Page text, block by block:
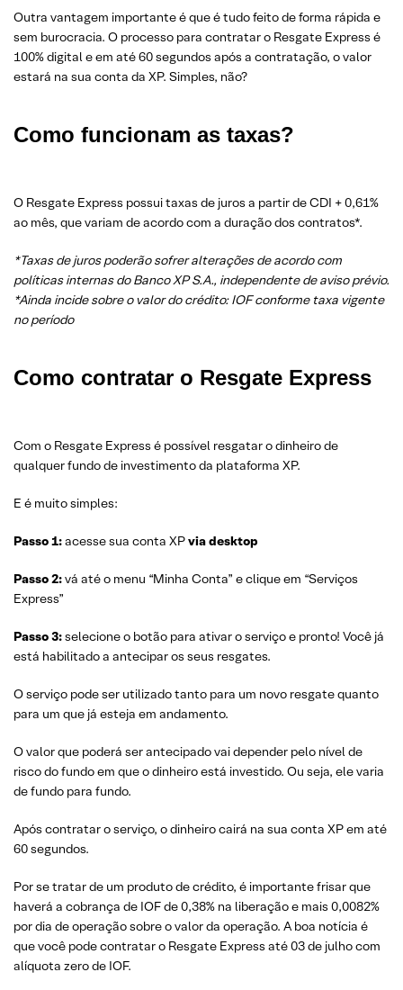
Outra vantagem importante é que é tudo feito de forma rápida e
sem burocracia. O processo para contratar o Resgate Express é
100% digital e em até 60 segundos após a contratação, o valor
estará na sua conta da XP. Simples, não?
Como funcionam as taxas?
O Resgate Express possui taxas de juros a partir de CDI + 0,61%
ao mês, que variam de acordo com a duração dos contratos*.
*Taxas de juros poderão sofrer alterações de acordo com
políticas internas do Banco XP S.A., independente de aviso prévio.
*Ainda incide sobre o valor do crédito: IOF conforme taxa vigente
no período
Como contratar o Resgate Express
Com o Resgate Express é possível resgatar o dinheiro de
qualquer fundo de investimento da plataforma XP.
E é muito simples:
Passo 1:acesse sua conta XPvia desktop
Passo 2:vá até o menu “Minha Conta” e clique em “Serviços
Express”
Passo 3:selecione o botão para ativar o serviço e pronto! Você já
está habilitado a antecipar os seus resgates.
O serviço pode ser utilizado tanto para um novo resgate quanto
para um que já esteja em andamento.
O valor que poderá ser antecipado vai depender pelo nível de
risco do fundo em que o dinheiro está investido. Ou seja, ele varia
de fundo para fundo.
Após contratar o serviço, o dinheiro cairá na sua conta XP em até
60 segundos.
Por se tratar de um produto de crédito, é importante frisar que
haverá a cobrança de IOF de 0,38% na liberação e mais 0,0082%
por dia de operação sobre o valor da operação. A boa notícia é
que você pode contratar o Resgate Express até 03 de julho com
alíquota zero de IOF.